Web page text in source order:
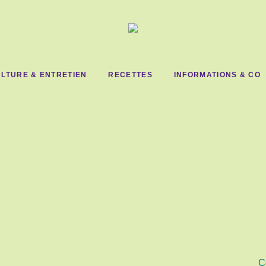
& ENTRETIEN RECETTES INFORMATIONS & CO